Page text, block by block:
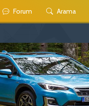
Forum Arama